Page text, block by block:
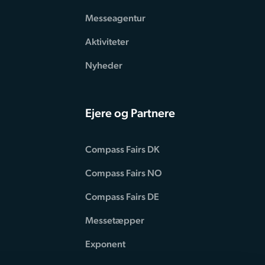
Messeagentur
Aktiviteter
Nyheder
Ejere og Partnere
Compass Fairs DK
Compass Fairs NO
Compass Fairs DE
Messetæpper
Exponent